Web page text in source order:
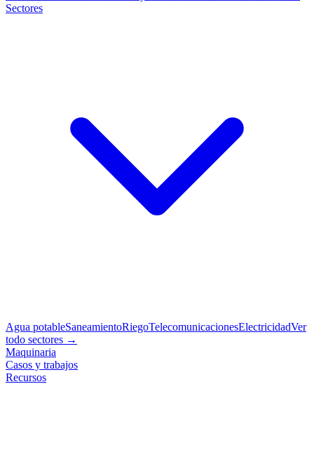
Sectores
Agua potableSaneamientoRiegoTelecomunicacionesElectricidadVer
todo sectores →
Maquinaria
Casos y trabajos
Recursos